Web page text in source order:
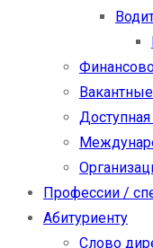
Профессии /
Абитуриенту
Слово